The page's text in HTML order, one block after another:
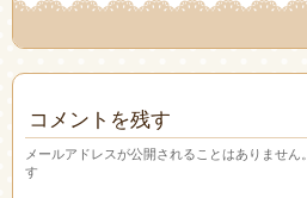
コメントを残す
メールアドレスが公開されることはありません。
す